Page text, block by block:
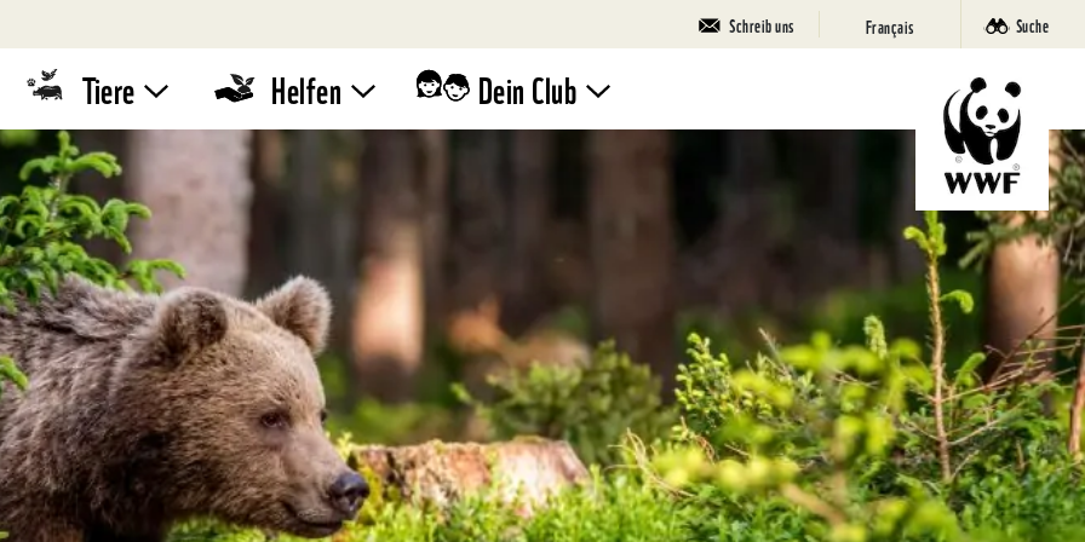
Schreib uns Français Suche
Tiere
Tierlexikon
Quiz
Helfen
WWF-
Standaktion
Umwelttipps
WWF-Läufe
Dein Club
Mach mit
Ferienlager
SuperPanda
Deine Seite